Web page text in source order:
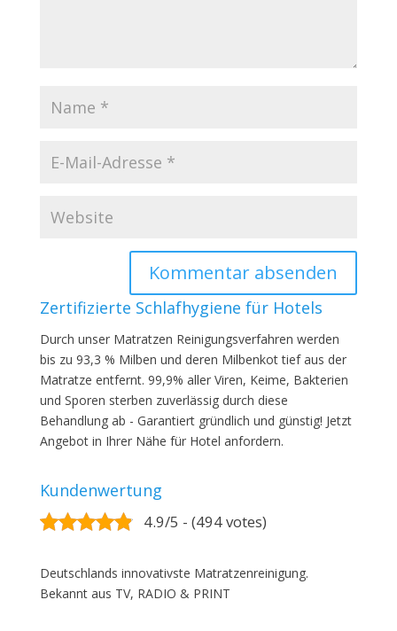
Zertifizierte Schlafhygiene für Hotels
Durch unser Matratzen Reinigungsverfahren werden
bis zu 93,3 % Milben und deren Milbenkot tief aus der
Matratze entfernt. 99,9% aller Viren, Keime, Bakterien
und Sporen sterben zuverlässig durch diese
Behandlung ab - Garantiert gründlich und günstig! Jetzt
Angebot in Ihrer Nähe für Hotel anfordern.
Kundenwertung
4.9/5 - (494 votes)
Deutschlands innovativste Matratzenreinigung.
Bekannt aus TV, RADIO & PRINT